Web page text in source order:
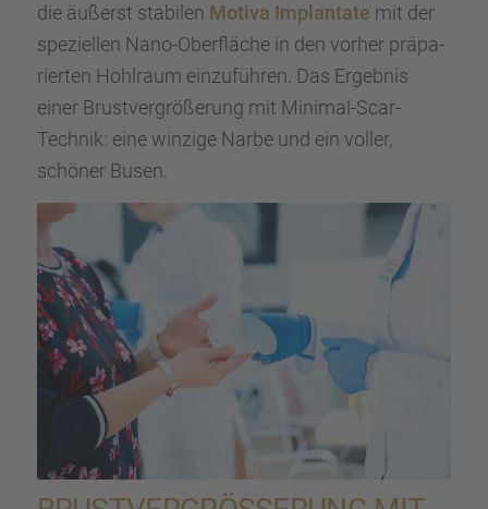
die äußerst stabi­len Motiva Implan­tate mit der
spezi­el­len Nano-Oberflä­che in den vorher präpa­
rier­ten Hohlraum einzu­füh­ren. Das Ergeb­nis
einer Brust­ver­grö­ße­rung mit Minimal-Scar-
Technik: eine winzige Narbe und ein voller,
schöner Busen.